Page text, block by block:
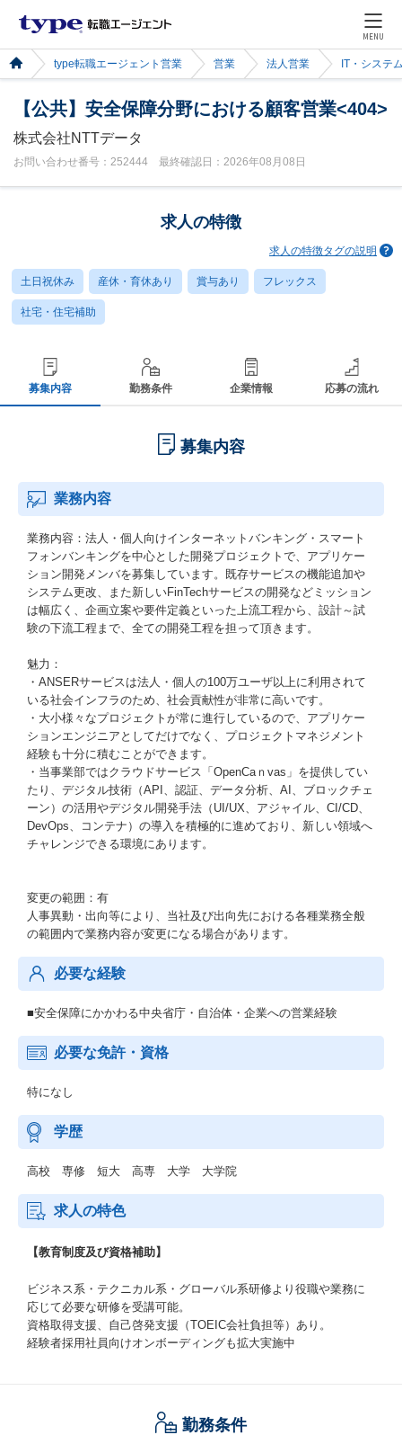
MENU
type転職エージェント営業 営業 法人営業 IT・システ
【公共】安全保障分野における顧客営業<404>
株式会社NTTデータ
お問い合わせ番号：252444 最終確認日：2026年08月08日
求人の特徴
求人の特徴タグの説明
土日祝休み 産休・育休あり 賞与あり フレックス
社宅・住宅補助
募集内容 勤務条件 企業情報 応募の流れ
募集内容
業務内容
業務内容：法人・個人向けインターネットバンキング・スマート
フォンバンキングを中心とした開発プロジェクトで、アプリケー
ション開発メンバを募集しています。既存サービスの機能追加や
システム更改、また新しいFinTechサービスの開発などミッション
は幅広く、企画立案や要件定義といった上流工程から、設計～試
験の下流工程まで、全ての開発工程を担って頂きます。
魅力：
・ANSERサービスは法人・個人の100万ユーザ以上に利用されて
いる社会インフラのため、社会貢献性が非常に高いです。
・大小様々なプロジェクトが常に進行しているので、アプリケー
ションエンジニアとしてだけでなく、プロジェクトマネジメント
経験も十分に積むことができます。
・当事業部ではクラウドサービス「OpenCaｎvas」を提供してい
たり、デジタル技術（API、認証、データ分析、AI、ブロックチェ
ーン）の活用やデジタル開発手法（UI/UX、アジャイル、CI/CD、
DevOps、コンテナ）の導入を積極的に進めており、新しい領域へ
チャレンジできる環境にあります。
変更の範囲：有
人事異動・出向等により、当社及び出向先における各種業務全般
の範囲内で業務内容が変更になる場合があります。
必要な経験
■安全保障にかかわる中央省庁・自治体・企業への営業経験
必要な免許・資格
特になし
学歴
高校 専修 短大 高専 大学 大学院
求人の特色
【教育制度及び資格補助】
ビジネス系・テクニカル系・グローバル系研修より役職や業務に
応じて必要な研修を受講可能。
資格取得支援、自己啓発支援（TOEIC会社負担等）あり。
経験者採用社員向けオンボーディングも拡大実施中
勤務条件